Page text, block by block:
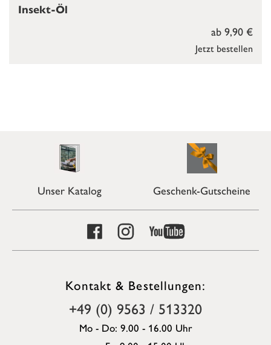
Jetzt bestellen
ab 9,90 €
Insekt-Öl
Unser Katalog Geschenk-Gutscheine
Kontakt & Bestellungen:
+49 (0) 9563 / 513320
Mo - Do: 9.00 - 16.00 Uhr